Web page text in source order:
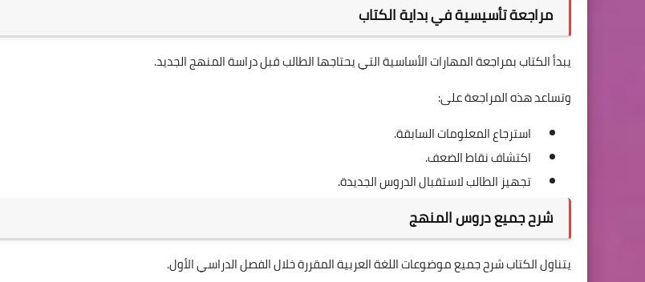
مراجعة تأسيسية في بداية الكتاب
يبدأ الكتاب بمراجعة المهارات الأساسية التي يحتاجها الطالب قبل دراسة المنهج الجديد.
وتساعد هذه المراجعة على:
استرجاع المعلومات السابقة.
اكتشاف نقاط الضعف.
تجهيز الطالب لاستقبال الدروس الجديدة.
شرح جميع دروس المنهج
يتناول الكتاب شرح جميع موضوعات اللغة العربية المقررة خلال الفصل الدراسي الأول.